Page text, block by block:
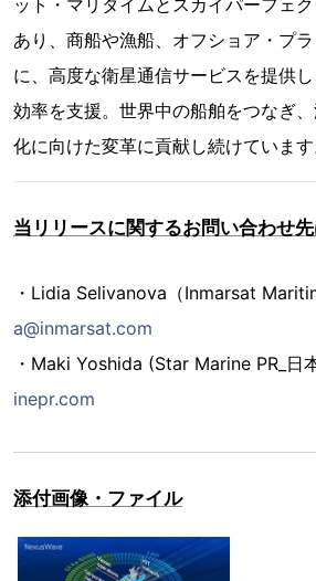
ット・マリタイムとスカイパーフェ
あり、商船や漁船、オフショア・プ
に、高度な衛星通信サービスを提供
効率を支援。世界中の船舶をつなぎ
化に向けた変革に貢献し続けています
当リリースに関するお問い合わせ
・Lidia Selivanova（Inmarsat
a@inmarsat.com
・Maki Yoshida (Star Marine PR_日
inepr.com
添付画像・ファイル